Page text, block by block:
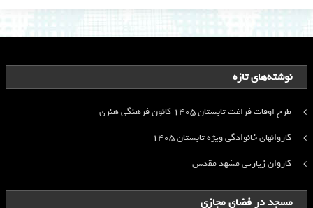
نوشته‌های تازه
طرح اوقات فراغت تابستان ۱۴۰۵ کانون فرهنگی هنری
کاروانهای خانوادگی ویژه تابستان ۱۴۰۵
کاروان زیارتی مشهد مقدس
مسجد در فضای مجازی